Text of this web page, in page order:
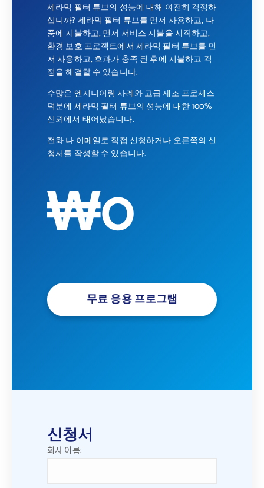
세라믹 필터 튜브의 성능에 대해 여전히 걱정하
십니까? 세라믹 필터 튜브를 먼저 사용하고, 나
중에 지불하고, 먼저 서비스 지불을 시작하고,
환경 보호 프로젝트에서 세라믹 필터 튜브를 먼
저 사용하고, 효과가 충족 된 후에 지불하고 걱
정을 해결할 수 있습니다.
수많은 엔지니어링 사례와 고급 제조 프로세스
덕분에 세라믹 필터 튜브의 성능에 대한 100%
신뢰에서 태어났습니다.
전화 나 이메일로 직접 신청하거나 오른쪽의 신
청서를 작성할 수 있습니다.
₩0
무료 응용 프로그램
신청서
회사 이름: